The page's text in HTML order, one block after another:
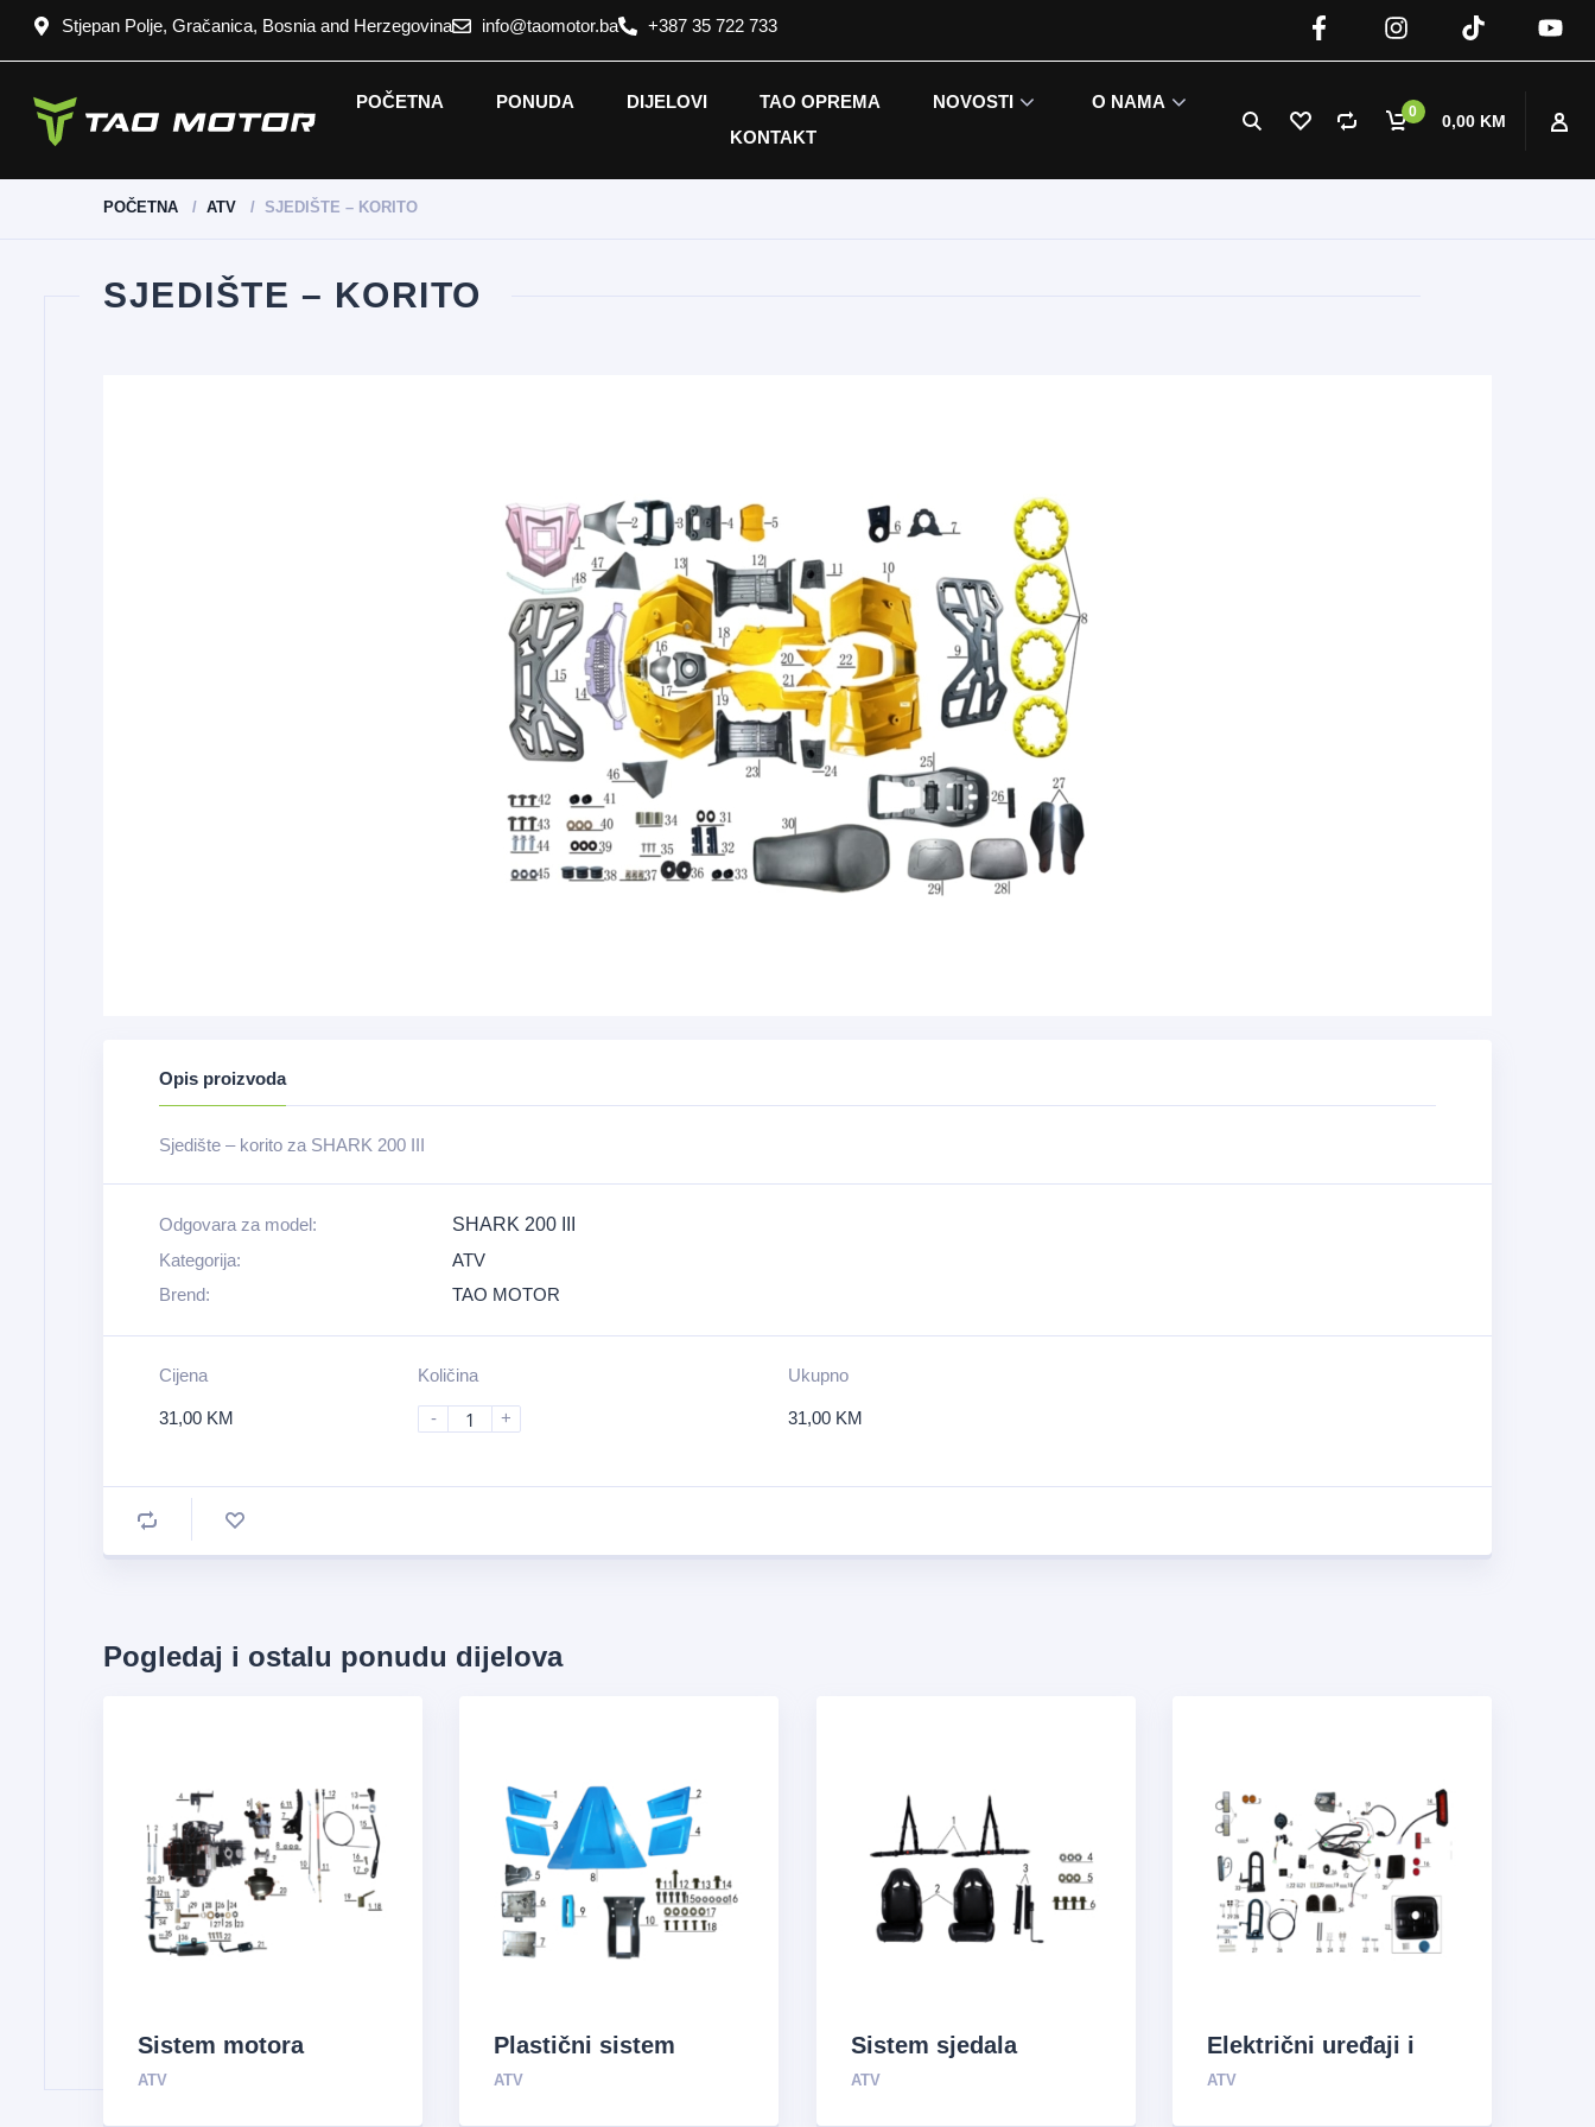
Stjepan Polje, Gračanica, Bosnia and Herzegovina info@taomotor.ba +387 35 722 733
0 0,00 KM
POČETNA PONUDA DIJELOVI TAO OPREMA NOVOSTI
O NAMA
KONTAKT
POČETNA ATV SJEDIŠTE – KORITO
SJEDIŠTE – KORITO
Opis proizvoda
Sjedište – korito za SHARK 200 III
Odgovara za model:
SHARK 200 III
Kategorija:
ATV
Brend:
TAO MOTOR
Cijena
31,00 KM
Količina
- +
Ukupno
31,00 KM
Pogledaj i ostalu ponudu dijelova
Sistem motora
ATV
Plastični sistem
ATV
Sistem sjedala
ATV
Električni uređaji i
sistem za opskrbu
ATV